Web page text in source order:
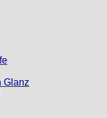
Glanz